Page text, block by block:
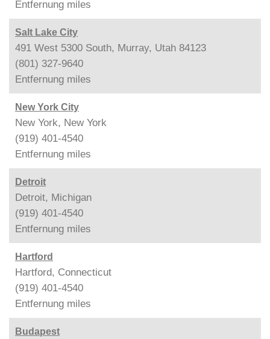
Entfernung miles
Salt Lake City
491 West 5300 South, Murray, Utah 84123
(801) 327-9640
Entfernung miles
New York City
New York, New York
(919) 401-4540
Entfernung miles
Detroit
Detroit, Michigan
(919) 401-4540
Entfernung miles
Hartford
Hartford, Connecticut
(919) 401-4540
Entfernung miles
Budapest